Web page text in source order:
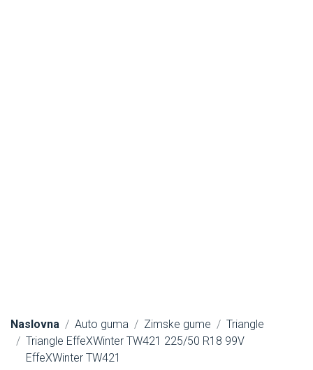
Naslovna Auto guma Zimske gume
Triangle
Triangle EffeXWinter TW421 225/50 R18 99V
EffeXWinter TW421